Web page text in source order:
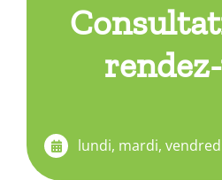
lundi, mardi,